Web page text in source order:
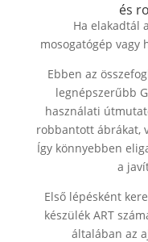
és
Ha elakadtál
mosogatógép vagy
Ebben az
legnépszerűbb
használati
robbantott ábrákat,
Így könnyebben
a
Első lépésként
készülék ART
általában az